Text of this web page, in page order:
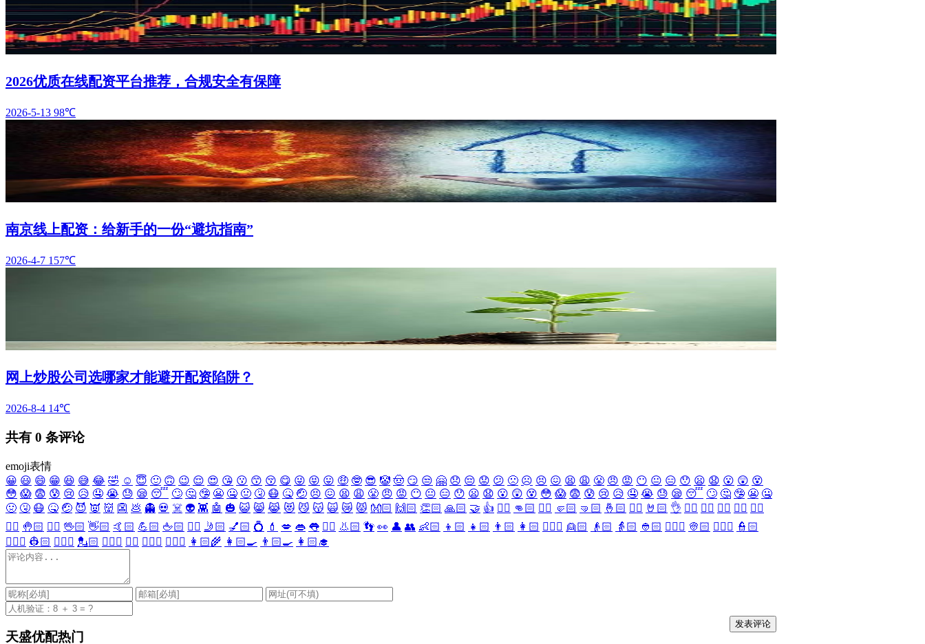
2026优质在线配资平台推荐，合规安全有保障
2026-5-13 98℃
南京线上配资：给新手的一份“避坑指南”
2026-4-7 157℃
网上炒股公司选哪家才能避开配资陷阱？
2026-8-4 14℃
共有 0 条评论
emoji表情
😀 😃 😄 😁 😆 😅 😂 🤣 ☺️ 😇 🙂 🙃 😉 😌 😍 😘 😗 😙 😚 😋 😜 😝 😛 🤑 🤓 😎 🤡 🤠 😏 😒 🤗 😞 😔 😟 😕 🙁 ☹️ 😣 😖 😫 😩 😤 😠 😡 😶 😐 😑 😯 😦 😧 😮 😲 😵
😳 😱 😨 😰 😢 😥 🤤 😭 😓 😪 😴 🙄 🤔 🤥 😬 🤐 🤢 🤧 😷 🤒 🤕 😣 😖 😫 😩 😤 😠 😡 😶 😐 😑 😯 😦 😧 😮 😲 😵 😳 😱 😨 😰 😢 😥 🤤 😭 😓 😪 😴 🙄 🤔 🤥 😬 🤐
🤢 🤧 😷 🤒 🤕 😈 👿 👹 👺 💩 👻 💀 ☠️ 👽 👾 🤖 🎃 😺 😸 😹 😻 😼 😽 🙀 😿 😾 👐🏻 🙌🏻 👏🏻 🙏🏻 🤝 👍 👎🏻 👊🏻 ✊🏻 🤛🏻 🤜🏻 🤞🏻 ✌🏻 🤘🏻 👌 👈🏻 👉🏻 👆🏻 👇🏻 ☝🏻
✋🏻 🤚🏻 🖐🏻 🖖🏻 👋🏻 🤙🏻 💪🏻 🖕🏻 ✍🏻 🤳🏻 💅🏻 💍 💄 💋 👄 👅 👂🏻 👃🏻 👣 👀 👤 👥 👶🏻 👦🏻 👧🏻 👨🏻 👩🏻 👱🏻‍♀️ 👱🏻 👴🏻 👵🏻 👲🏻 👳🏻‍♀️ 👳🏻 👮🏻‍♀️ 👮🏻
👷🏻‍♀️ 👷🏻 💂🏻‍♀️ 💂🏻 🕵🏻‍♀️ 🕵🏻 👩🏻‍⚕️ 👨🏻‍⚕️ 👩🏻‍🌾 👩🏻‍🍳 👨🏻‍🍳 👩🏻‍🎓
天盛优配热门